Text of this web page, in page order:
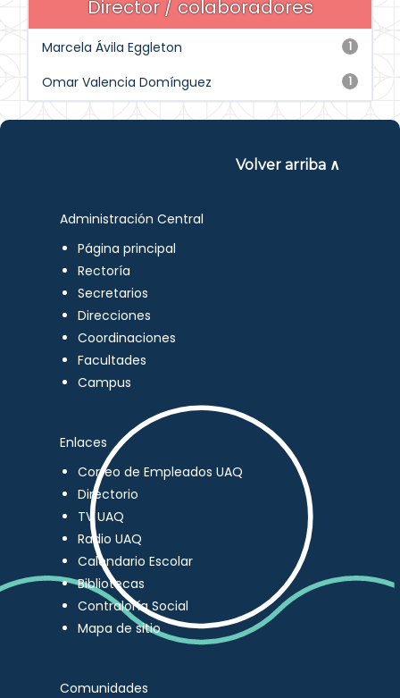
Director / colaboradores
1
Marcela Ávila Eggleton
1
Omar Valencia Domínguez
Volver arriba ∧
Administración Central
Página principal
Rectoría
Secretarios
Direcciones
Coordinaciones
Facultades
Campus
Enlaces
Correo de Empleados UAQ
Directorio
TV UAQ
Radio UAQ
Calendario Escolar
Bibliotecas
Contraloría Social
Mapa de sitio
Comunidades